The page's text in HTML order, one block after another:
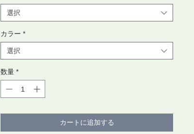
選択
カラー *
選択
数量 *
カートに追加する